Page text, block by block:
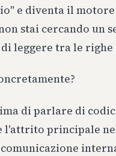
e diventa il
stai cercando un
leggere tra le
di parlare di
l'attrito principale